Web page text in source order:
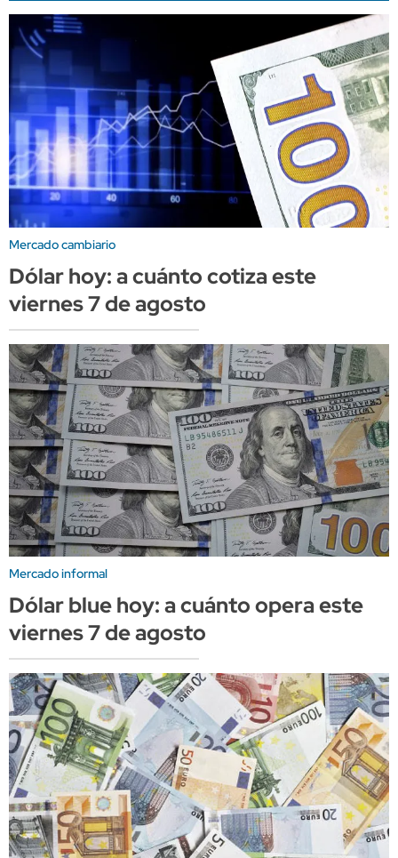
Mercado cambiario
Dólar hoy: a cuánto cotiza este
viernes 7 de agosto
Mercado informal
Dólar blue hoy: a cuánto opera este
viernes 7 de agosto